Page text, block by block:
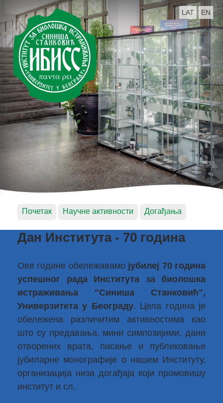
LAT EN
Почетак Научне активности Догађања
Дан Института - 70 година
Ове године обележавамо јубилеј 70 година
успешног рада Института за биолошка
истраживања "Синиша Станковић",
Универзитета у Београду. Цела година је
обележена различитим активностима као
што су предавања, мини симпозијими, дани
отворених врата, писање и публиковање
јубиларне монографије о нашем Институту,
организација низа догађаја који промовишу
институт и сл.